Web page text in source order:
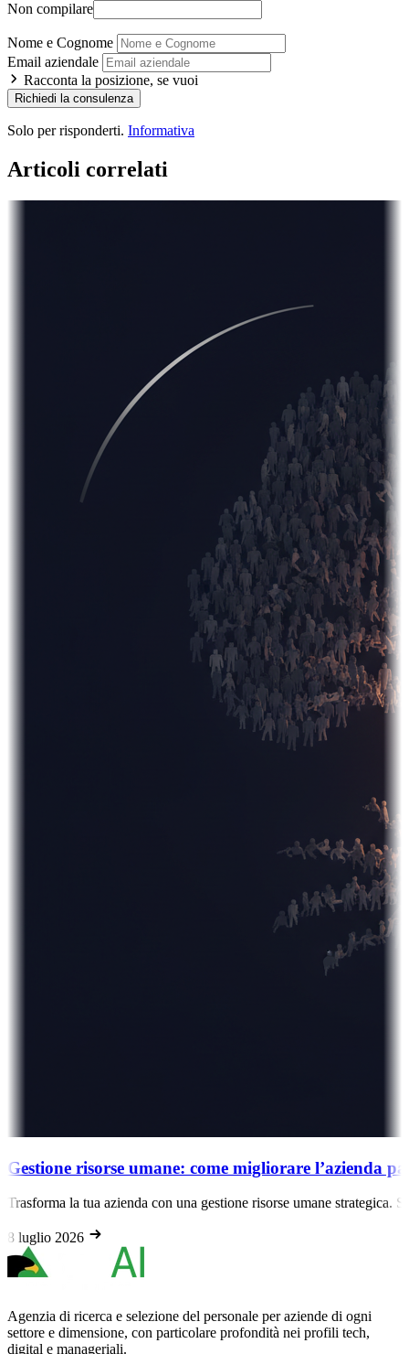
Non compilare
Nome e Cognome
Email aziendale
Racconta la posizione, se vuoi
Richiedi la consulenza
Solo per risponderti. Informativa
Articoli correlati
Gestione risorse umane: come migliorare l’azienda
Trasforma la tua azienda con una gestione risorse umane strategica.
8 luglio 2026
Agenzia di ricerca e selezione del personale per aziende di ogni
settore e dimensione, con particolare profondità nei profili tech,
digital e manageriali.